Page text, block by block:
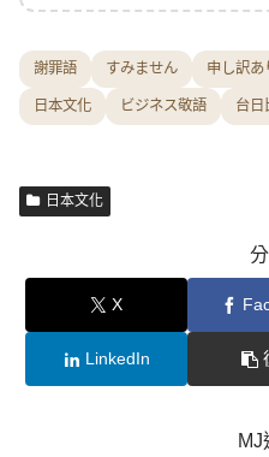
謝罪語 すみません 申し訳あ
日本文化 ビジネス敬語 台日
日本文化
X
LinkedIn
MJ